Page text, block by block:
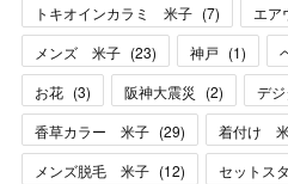
トキオインカラミ 米子 (7) エア
メンズ 米子 (23) 神戸 (1)
お花 (3) 阪神大震災 (2) デ
香草カラー 米子 (29) 着付け
メンズ脱毛 米子 (12) セットス